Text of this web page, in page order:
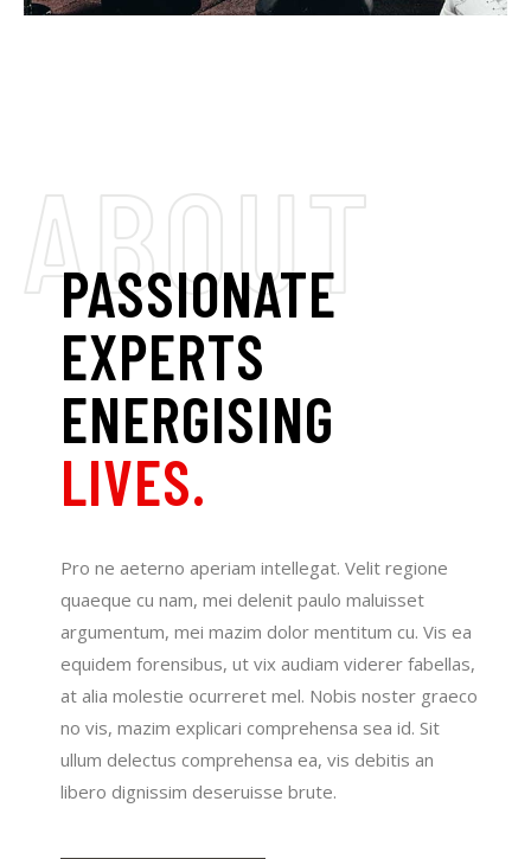
PASSIONATE
EXPERTS
ENERGISING
LIVES.
Pro ne aeterno aperiam intellegat. Velit regione
quaeque cu nam, mei delenit paulo maluisset
argumentum, mei mazim dolor mentitum cu. Vis ea
equidem forensibus, ut vix audiam viderer fabellas,
at alia molestie ocurreret mel. Nobis noster graeco
no vis, mazim explicari comprehensa sea id. Sit
ullum delectus comprehensa ea, vis debitis an
libero dignissim deseruisse brute.